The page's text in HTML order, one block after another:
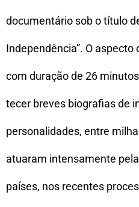
documentário sob o título
Independência”. O
com duração de 26
tecer breves biografias de
personalidades, entre
atuaram intensamente
países, nos recentes